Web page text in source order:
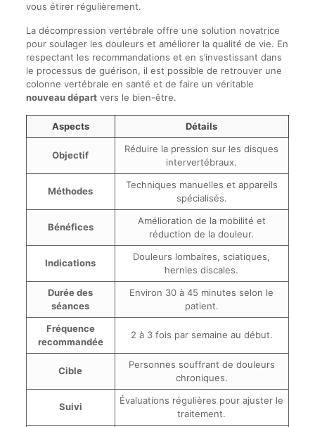
vous étirer régulièrement.
La décompression vertébrale offre une solution novatrice
pour soulager les douleurs et améliorer la qualité de vie. En
respectant les recommandations et en s’investissant dans
le processus de guérison, il est possible de retrouver une
colonne vertébrale en santé et de faire un véritable
nouveau départvers le bien-être.
Aspects Détails
Objectif
Réduire la pression sur les disques
intervertébraux.
Méthodes
Techniques manuelles et appareils
spécialisés.
Bénéfices
Amélioration de la mobilité et
réduction de la douleur.
Indications
Douleurs lombaires, sciatiques,
hernies discales.
Durée des
séances
Environ 30 à 45 minutes selon le
patient.
Fréquence
recommandée
2 à 3 fois par semaine au début.
Cible
Personnes souffrant de douleurs
chroniques.
Suivi
Évaluations régulières pour ajuster le
traitement.